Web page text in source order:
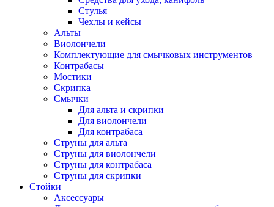
Стулья
Чехлы и кейсы
Альты
Виолончели
Комплектующие для смычковых инструментов
Контрабасы
Мостики
Скрипка
Смычки
Для альта и скрипки
Для виолончели
Для контрабаса
Струны для альта
Струны для виолончели
Струны для контрабаса
Струны для скрипки
Стойки
Аксессуары